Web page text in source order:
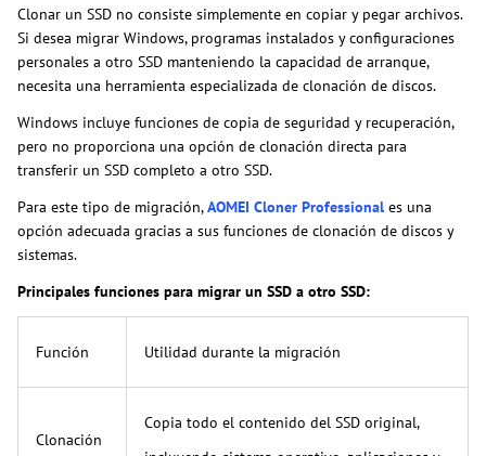
Clonar un SSD no consiste simplemente en copiar y pegar archivos.
Si desea migrar Windows, programas instalados y configuraciones
personales a otro SSD manteniendo la capacidad de arranque,
necesita una herramienta especializada de clonación de discos.
Windows incluye funciones de copia de seguridad y recuperación,
pero no proporciona una opción de clonación directa para
transferir un SSD completo a otro SSD.
Para este tipo de migración,AOMEI Cloner Professional es una
opción adecuada gracias a sus funciones de clonación de discos y
sistemas.
Principales funciones para migrar un SSD a otro SSD:
Función Utilidad durante la migración
Clonación
Copia todo el contenido del SSD original,